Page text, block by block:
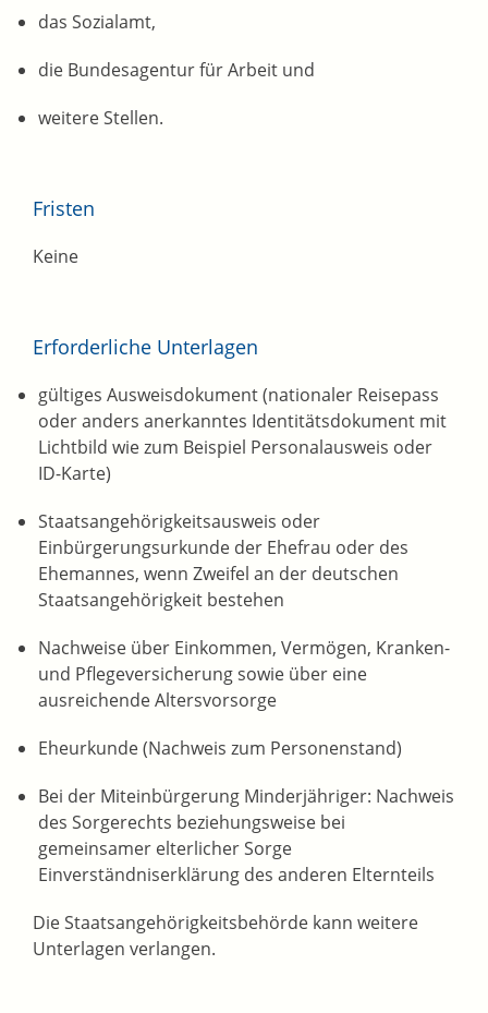
das Sozialamt,
die Bundesagentur für Arbeit und
weitere Stellen.
Fristen
Keine
Erforderliche Unterlagen
gültiges Ausweisdokument (nationaler Reisepass
oder anders anerkanntes Identitätsdokument mit
Lichtbild wie zum Beispiel Personalausweis oder
ID-Karte)
Staatsangehörigkeitsausweis oder
Einbürgerungsurkunde der Ehefrau oder des
Ehemannes, wenn Zweifel an der deutschen
Staatsangehörigkeit bestehen
Nachweise über Einkommen, Vermögen, Kranken-
und Pflegeversicherung sowie über eine
ausreichende Altersvorsorge
Eheurkunde (Nachweis zum Personenstand)
Bei der Miteinbürgerung Minderjähriger: Nachweis
des Sorgerechts beziehungsweise bei
gemeinsamer elterlicher Sorge
Einverständniserklärung des anderen Elternteils
Die Staatsangehörigkeitsbehörde kann weitere
Unterlagen verlangen.